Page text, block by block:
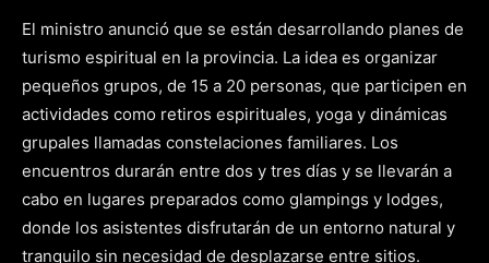
El ministro anunció que se están desarrollando planes de
turismo espiritual en la provincia. La idea es organizar
pequeños grupos, de 15 a 20 personas, que participen en
actividades como retiros espirituales, yoga y dinámicas
grupales llamadas constelaciones familiares. Los
encuentros durarán entre dos y tres días y se llevarán a
cabo en lugares preparados como glampings y lodges,
donde los asistentes disfrutarán de un entorno natural y
tranquilo sin necesidad de desplazarse entre sitios.